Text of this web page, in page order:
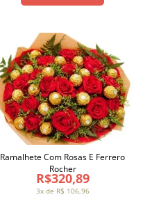
3x de R$ 106,96
R$320,89
Ramalhete Com Rosas E Ferrero
Rocher